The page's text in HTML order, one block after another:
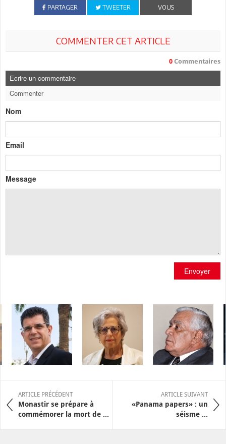
PARTAGER TWEETER
VOUS
COMMENTER CET ARTICLE
0 Commentaires
Ecrire un commentaire
Commenter
Nom
Email
Message
Envoyer
ARTICLE PRÉCÉDENT
Monastir se prépare à
commémorer la mort de ...
ARTICLE SUIVANT
«Panama papers» : un
séisme ...